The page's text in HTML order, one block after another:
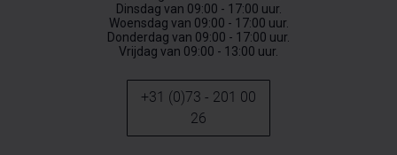
Dinsdag van 09:00 - 17:00 uur.
Woensdag van 09:00 - 17:00 uur.
Donderdag van 09:00 - 17:00 uur.
Vrijdag van 09:00 - 13:00 uur.
+31 (0)73 - 201 00
26